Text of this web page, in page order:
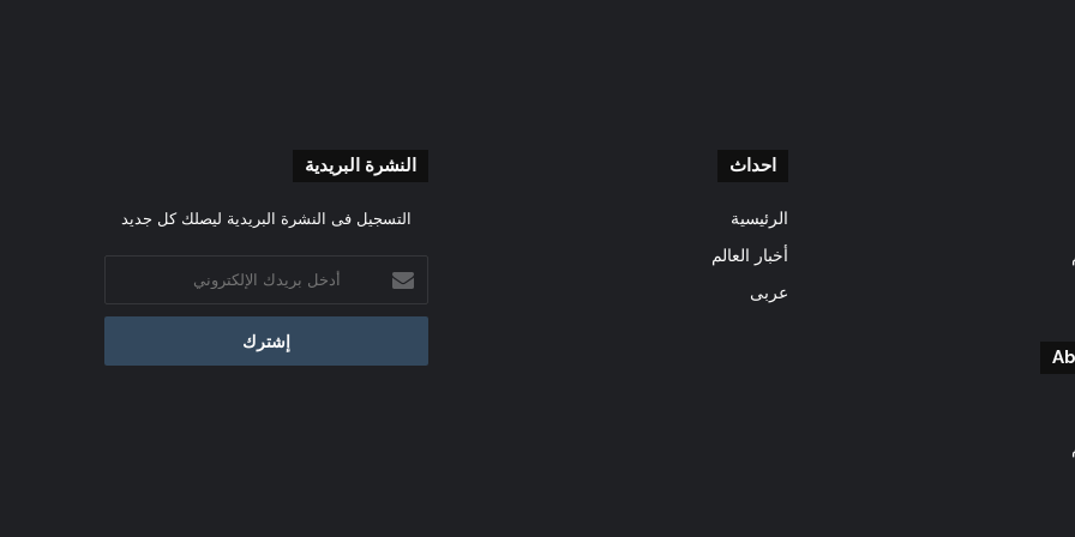
احداث
الرئيسية
أخبار العالم
عربى
النشرة البريدية
التسجيل فى النشرة البريدية ليصلك كل جديد
بريدك
الإلكتروني